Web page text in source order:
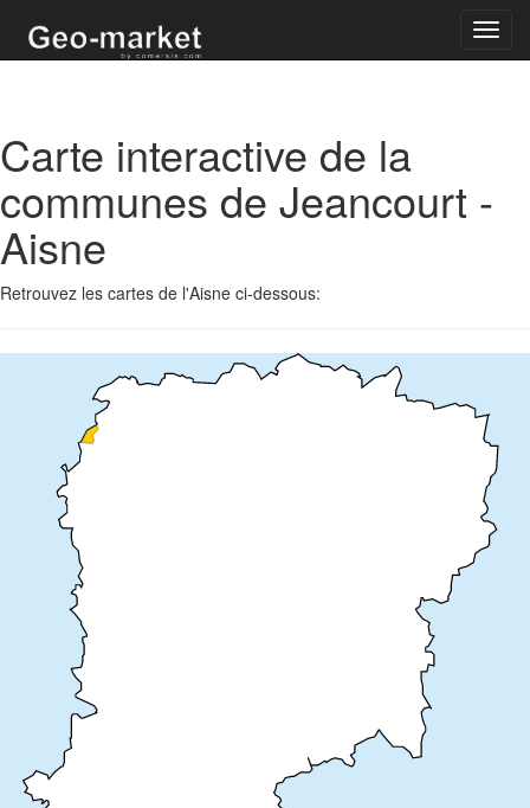
Carte interactive de la
communes de Jeancourt -
Aisne
Retrouvez les cartes de l'Aisne ci-dessous: